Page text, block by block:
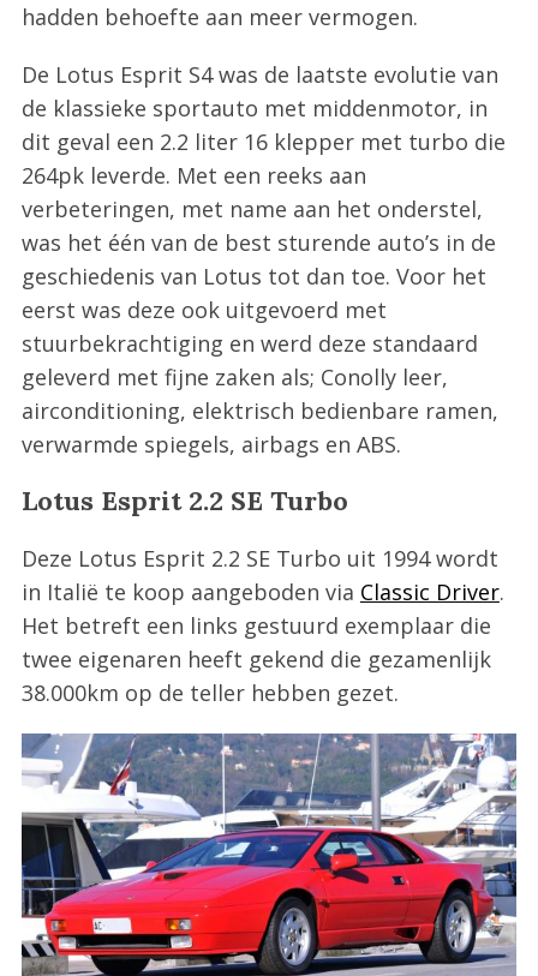
hadden behoefte aan meer vermogen.
De Lotus Esprit S4 was de laatste evolutie van
de klassieke sportauto met middenmotor, in
dit geval een 2.2 liter 16 klepper met turbo die
264pk leverde. Met een reeks aan
verbeteringen, met name aan het onderstel,
was het één van de best sturende auto’s in de
geschiedenis van Lotus tot dan toe. Voor het
eerst was deze ook uitgevoerd met
stuurbekrachtiging en werd deze standaard
geleverd met fijne zaken als; Conolly leer,
airconditioning, elektrisch bedienbare ramen,
verwarmde spiegels, airbags en ABS.
Lotus Esprit 2.2 SE Turbo
Deze Lotus Esprit 2.2 SE Turbo uit 1994 wordt
in Italië te koop aangeboden via Classic Driver.
Het betreft een links gestuurd exemplaar die
twee eigenaren heeft gekend die gezamenlijk
38.000km op de teller hebben gezet.